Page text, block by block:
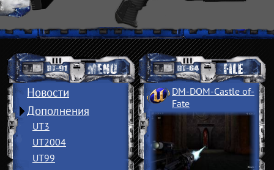
Новости
Дополнения
UT3
UT2004
UT99
DM-DOM-Castle of­
Fate